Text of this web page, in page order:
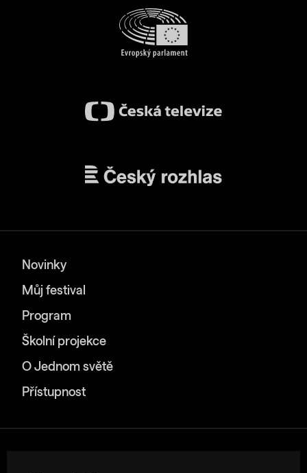
Novinky
Můj festival
Program
Školní projekce
O Jednom světě
Přístupnost